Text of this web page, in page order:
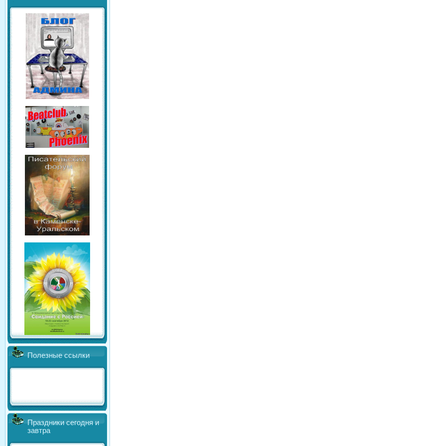
Полезные ссылки
Праздники сегодня и
завтра